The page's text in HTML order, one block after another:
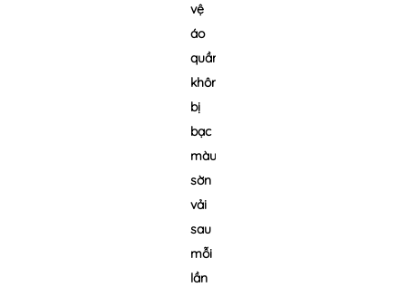
vệ
áo
quần
không
bị
bạc
màu,
sờn
vải
sau
mỗi
lần